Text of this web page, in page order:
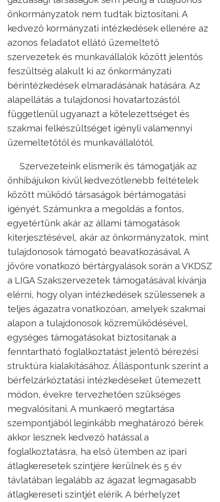
önkormányzatok nem tudtak biztosítani. A
kedvező kormányzati intézkedések ellenére az
azonos feladatot ellátó üzemeltető
szervezetek és munkavállalók között jelentős
feszültség alakult ki az önkormányzati
bérintézkedések elmaradásának hatására. Az
alapellátás a tulajdonosi hovatartozástól
függetlenül ugyanazt a kötelezettséget és
szakmai felkészültséget igényli valamennyi
üzemeltetőtől és munkavállalótól.
Szervezeteink elismerik és támogatják az
önhibájukon kívül kedvezőtlenebb feltételek
között működő társaságok bértámogatási
igényét. Számunkra a megoldás a fontos,
egyetértünk akár az állami támogatások
kiterjesztésével, akár az önkormányzatok, mint
tulajdonosok támogató beavatkozásával. A
jövőre vonatkozó bértárgyalások során a VKDSZ
a LIGA Szakszervezetek támogatásával kívánja
elérni, hogy olyan intézkedések szülessenek a
teljes ágazatra vonatkozóan, amelyek szakmai
alapon a tulajdonosok közreműködésével,
egységes támogatásokat biztosítanak a
fenntartható foglalkoztatást jelentő bérezési
struktúra kialakításához. Álláspontunk szerint a
bérfelzárkóztatási intézkedéseket ütemezett
módon, évekre tervezhetően szükséges
megvalósítani. A munkaerő megtartása
szempontjából leginkább meghatározó bérek
akkor lesznek kedvező hatással a
foglalkoztatásra, ha első ütemben az ipari
átlagkeresetek szintjére kerülnek és 5 év
távlatában legalább az ágazat legmagasabb
átlagkereseti szintjét elérik. A bérhelyzet